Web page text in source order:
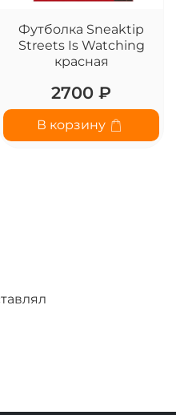
Футболка Sneaktip
Streets Is Watching
красная
2700 ₽
В корзину